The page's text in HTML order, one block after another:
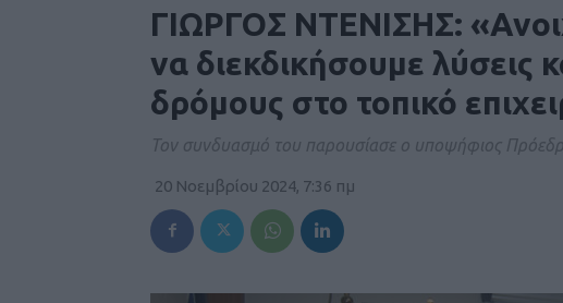
ΓΙΩΡΓΟΣ ΝΤΕΝΙΣΗΣ:
να διεκδικήσουμε λύσεις
δρόμους στο τοπικό
Τον συνδυασμό του παρουσίασε ο υποψήφιος
20 Νοεμβρίου 2024, 7:36 πμ